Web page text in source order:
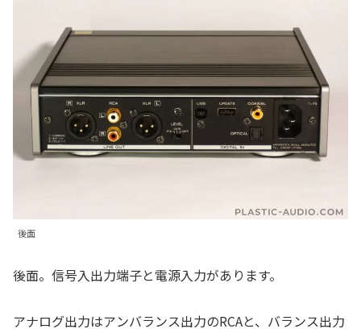
後面
後面。信号入出力端子と電源入力があります。
アナログ出力はアンバランス出力のRCAと、バランス出力